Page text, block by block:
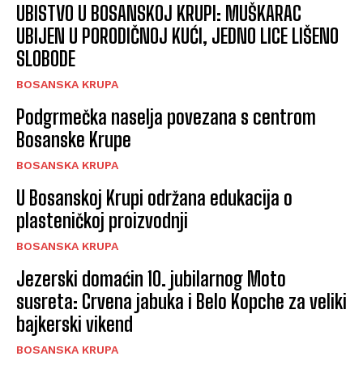
UBISTVO U BOSANSKOJ KRUPI: MUŠKARAC
UBIJEN U PORODIČNOJ KUĆI, JEDNO LICE LIŠENO
SLOBODE
BOSANSKA KRUPA
Podgrmečka naselja povezana s centrom
Bosanske Krupe
BOSANSKA KRUPA
U Bosanskoj Krupi održana edukacija o
plasteničkoj proizvodnji
BOSANSKA KRUPA
Jezerski domaćin 10. jubilarnog Moto
susreta: Crvena jabuka i Belo Kopche za veliki
bajkerski vikend
BOSANSKA KRUPA